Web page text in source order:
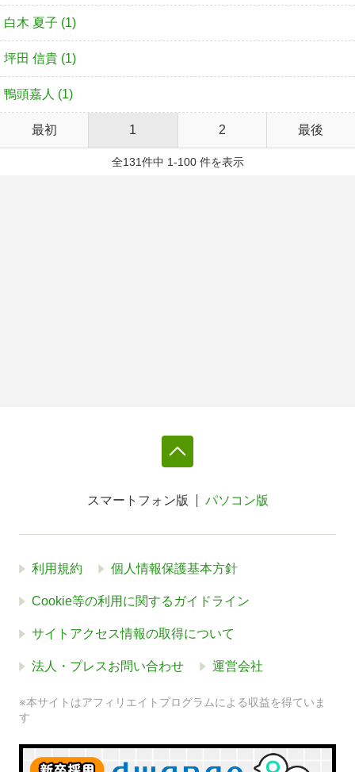
白木 夏子 (1)
坪田 信貴 (1)
鴨頭嘉人 (1)
最初 1 2 最後
全131件中 1-100 件を表示
スマートフォン版 パソコン版
利用規約 個人情報保護基本方針
Cookie等の利用に関するガイドライン
サイトアクセス情報の取得について
法人・プレスお問い合わせ 運営会社
※本サイトはアフィリエイトプログラムによる収益を得ていま
す